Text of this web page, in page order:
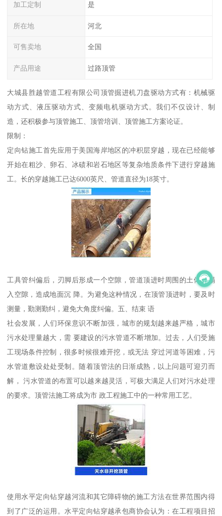
加工定制 是
所在地 河北
可售卖地 全国
产品用途 过路顶管
大城县胜越管道工程有限公司顶管掘进机刀盘驱动方式有：机械驱
动方式、液压驱动方式、变频电机驱动方式。我们不仅设计、制
造，还积极参与顶管施工、顶管培训、顶管施工方案论证。
限制：
定向钻施工首先应用于美国海岸地区的冲积层穿越，现在已经能够
开始在粗沙、卵石、冰碛和岩石地区等复杂地质条件下进行穿越施
工。长的穿越施工已达6000英尺、管道直径为18英寸。
工具管纠偏后，刃脚后形成一个空隙，管道顶进时周围的土体会塌
入空隙，造成地面沉 降。为避免这种情况，在顶管顶进时，要及时
测量，勤测勤纠，避免大角度纠偏。五、结束 语
社会发展，人们环保意识不断加强，城市的规划越来越严格，城市
污水处理量越大，需 要建设的污水管道不断增加。过去，人们受施
工现场条件控制，很多时候很难开挖，或无法 穿过河道等困难，污
水管道敷设处处受制。随着顶管法的日渐成熟，以上问题可迎刃而
解， 污水管道的布置可以越来越灵活，可极大满足人们对污水处理
的要求。顶管法施工将成为市 政工程施工中的一种常用工艺。
使用水平定向钻穿越河流和其它障碍物的施工方法在世界范围内得
到了广泛的运用。水平定向钻穿越承包商协会认为：在工程项目招